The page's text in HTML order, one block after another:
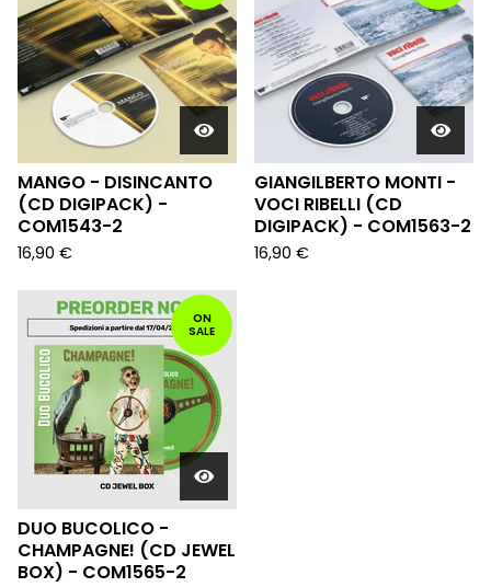
MANGO - DISINCANTO
(CD DIGIPACK) -
COM1543-2
16,90 €
GIANGILBERTO MONTI -
VOCI RIBELLI (CD
DIGIPACK) - COM1563-2
16,90 €
ON
SALE
DUO BUCOLICO -
CHAMPAGNE! (CD JEWEL
BOX) - COM1565-2